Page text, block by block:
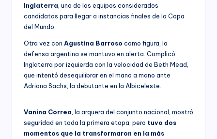
Inglaterra , uno de los equipos considerados
candidatos para llegar a instancias finales de la Copa
del Mundo.
Otra vez con Agustina Barroso como figura, la
defensa argentina se mantuvo en alerta. Complicó
Inglaterra por izquierda con la velocidad de Beth Mead,
que intentó desequilibrar en el mano a mano ante
Adriana Sachs, la debutante en la Albiceleste.
Vanina Correa , la arquera del conjunto nacional, mostró
seguridad en toda la primera etapa, pero tuvo dos
momentos que la transformaron en la más